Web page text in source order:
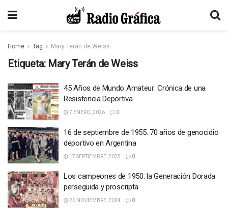
Home Tag Mary Terán de Weiss
Etiqueta: Mary Terán de Weiss
45 Años de Mundo Amateur: Crónica de una
Resistencia Deportiva
7 ENERO, 2026 0
16 de septiembre de 1955. 70 años de genocidio
deportivo en Argentina
17 SEPTIEMBRE, 2025 0
Los campeones de 1950: la Generación Dorada
perseguida y proscripta
26 NOVIEMBRE, 2024 0